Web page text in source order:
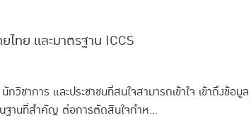
ไทย และมาตรฐาน ICCS
ชาการ และประชาชนที่สนใจสามารถเข้าใจ เข้าถึงข้อมู
นฐานที่สําคัญ ต่อการตัดสินใจกําห...